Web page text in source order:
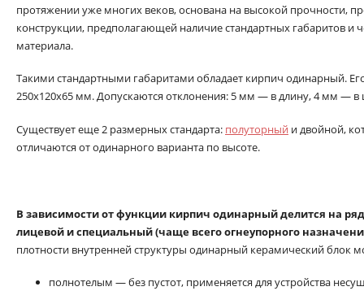
протяжении уже многих веков, основана на высокой прочности,
конструкции, предполагающей наличие стандартных габаритов и
материала.
Такими стандартными габаритами обладает кирпич одинарный.
250х120х65 мм. Допускаются отклонения: 5 мм — в длину, 4 мм —
Существует еще 2 размерных стандарта: полуторный и двойной,
отличаются от одинарного варианта по высоте.
В зависимости от функции кирпич одинарный делится на
лицевой и специальный (чаще всего огнеупорного
плотности внутренней структуры одинарный керамический блок
полнотелым — без пустот, применяется для устройства